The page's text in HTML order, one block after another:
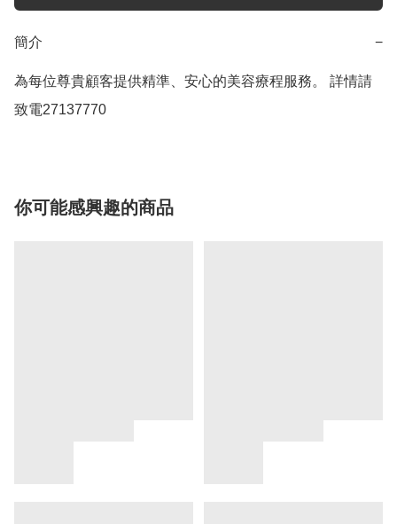
簡介 −
為每位尊貴顧客提供精準、安心的美容療程服務。 詳情請
致電27137770
你可能感興趣的商品